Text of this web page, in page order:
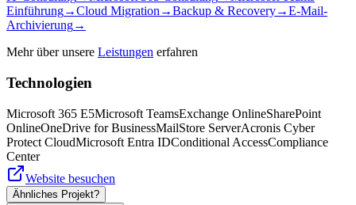
Einführung→Cloud Migration →Backup & Recovery→E-Mail-
Archivierung→
Mehr über unsere Leistungen erfahren
Technologien
Microsoft 365 E5Microsoft TeamsExchange OnlineSharePoint
OnlineOneDrive for BusinessMailStore ServerAcronis Cyber
Protect CloudMicrosoft Entra IDConditional AccessCompliance
Center
Website besuchen
Ähnliches Projekt?